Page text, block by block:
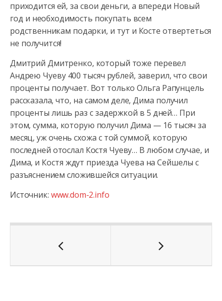
приходится ей, за свои деньги, а впереди Новый
год и необходимость покупать всем
родственникам подарки, и тут и Косте отвертеться
не получится!
Дмитрий Дмитренко, который тоже перевел
Андрею Чуеву 400 тысяч рублей, заверил, что свои
проценты получает. Вот только Ольга Рапунцель
рассказала, что, на самом деле, Дима получил
проценты лишь раз с задержкой в 5 дней… При
этом, сумма, которую получил Дима — 16 тысяч за
месяц, уж очень схожа с той суммой, которую
последней отослал Костя Чуеву… В любом случае, и
Дима, и Костя ждут приезда Чуева на Сейшелы с
разъяснением сложившейся ситуации.
Источник: www.dom-2.info